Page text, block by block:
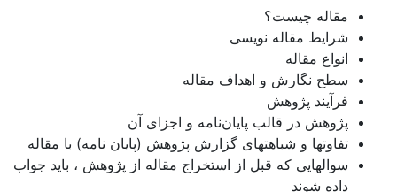
بوشهر
تهران
مقاله چیست؟
شرایط مقاله نویسی
انواع مقاله
سطح نگارش و اهداف مقاله
فرآیند پژوهش
پژوهش در قالب پایان‌نامه و اجزای آن
تفاوتها و شباهتهای گزارش پژوهش (پایان نامه) با مقاله
سوالهایی که قبل از استخراج مقاله از پژوهش ، باید جواب
داده شوند